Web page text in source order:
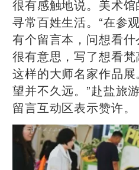
很有感触地说。美术
寻常百姓生活。“在参
有个留言本，问想看
很有意思，写了想看
这样的大师名家作品
望并不久远。”赴盐旅
留言互动区表示赞许。